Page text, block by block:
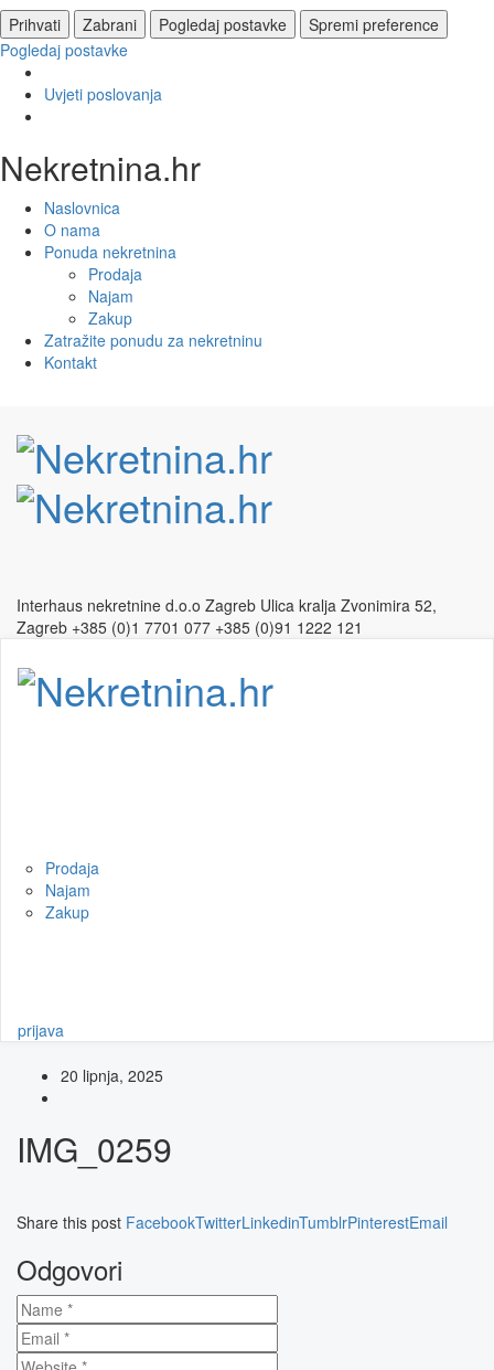
Prihvati
Zabrani Pogledaj postavke
Spremi preference
Pogledaj postavke
Uvjeti poslovanja
Nekretnina.hr
Naslovnica
O nama
Ponuda nekretnina
Prodaja
Najam
Zakup
Zatražite ponudu za nekretninu
Kontakt
Interhaus nekretnine d.o.o Zagreb Ulica kralja Zvonimira 52,
Zagreb +385 (0)1 7701 077 +385 (0)91 1222 121
Prodaja
Najam
Zakup
prijava
20 lipnja, 2025
IMG_0259
Share this post FacebookTwitterLinkedinTumblrPinterestEmail
Odgovori